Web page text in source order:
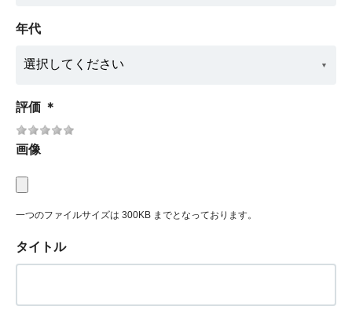
年代
評価 ＊
画像
一つのファイルサイズは 300KB までとなっております。
タイトル